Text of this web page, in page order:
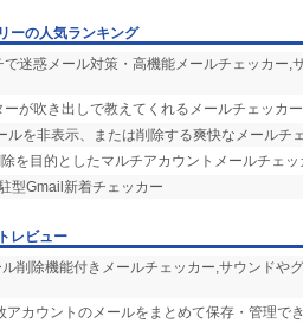
ーの人気ランキング
迷惑メール対策・高機能メールチェッカー,
ーが吹き出しで教えてくれるメールチェッカー
ルを非表示、または削除する爽快なメールチ
を目的としたマルチアカウントメールチェ
型Gmail新着チェッカー
レビュー
削除機能付きメールチェッカー,サウンドや
アカウントのメールをまとめて保存・管理で